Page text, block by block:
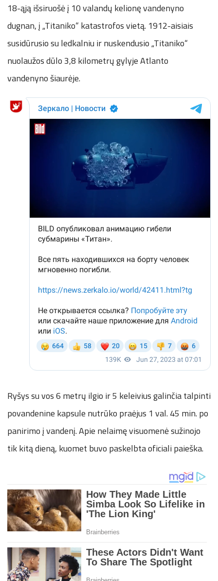
18-ąją išsiruošė į 10 valandų kelionę vandenyno
dugnan, į „Titaniko“ katastrofos vietą. 1912-aisiais
susidūrusio su ledkalniu ir nuskendusio „Titaniko“
nuolaužos dūlo 3,8 kilometrų gylyje Atlanto
vandenyno šiaurėje.
Ryšys su vos 6 metrų ilgio ir 5 keleivius galinčia talpinti
povandenine kapsule nutrūko praėjus 1 val. 45 min. po
panirimo į vandenį. Apie nelaimę visuomenė sužinojo
tik kitą dieną, kuomet buvo paskelbta oficiali paieška.